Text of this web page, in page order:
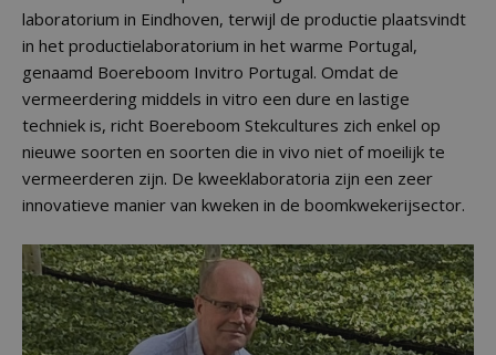
laboratorium in Eindhoven, terwijl de productie plaatsvindt
in het productielaboratorium in het warme Portugal,
genaamd Boereboom Invitro Portugal. Omdat de
vermeerdering middels in vitro een dure en lastige
techniek is, richt Boereboom Stekcultures zich enkel op
nieuwe soorten en soorten die in vivo niet of moeilijk te
vermeerderen zijn. De kweeklaboratoria zijn een zeer
innovatieve manier van kweken in de boomkwekerijsector.